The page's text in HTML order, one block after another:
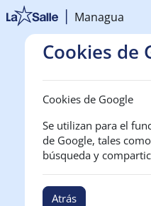
Salta al contenido principal
Managua
Cookies de
Cookies de Google
Se utilizan para el
de Google, tales
búsqueda y
Atrás